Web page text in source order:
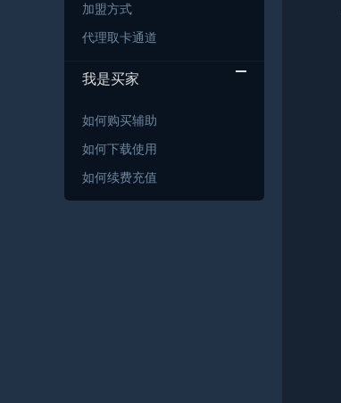
加盟方式
代理取卡通道
我是买家
如何购买辅助
如何下载使用
如何续费充值